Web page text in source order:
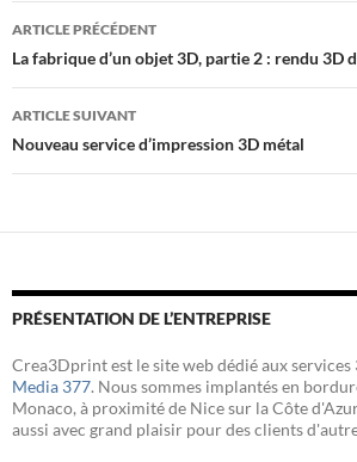
Navigation
des
articles
ARTICLE PRÉCÉDENT
La fabrique d’un objet 3D, partie 2 : rendu 3D
ARTICLE SUIVANT
Nouveau service d’impression 3D métal
PRÉSENTATION DE L’ENTREPRISE
Crea3Dprint est le site web dédié aux
Media 377. Nous sommes implantés en
Monaco, à proximité de Nice sur la Côte
aussi avec grand plaisir pour des clients